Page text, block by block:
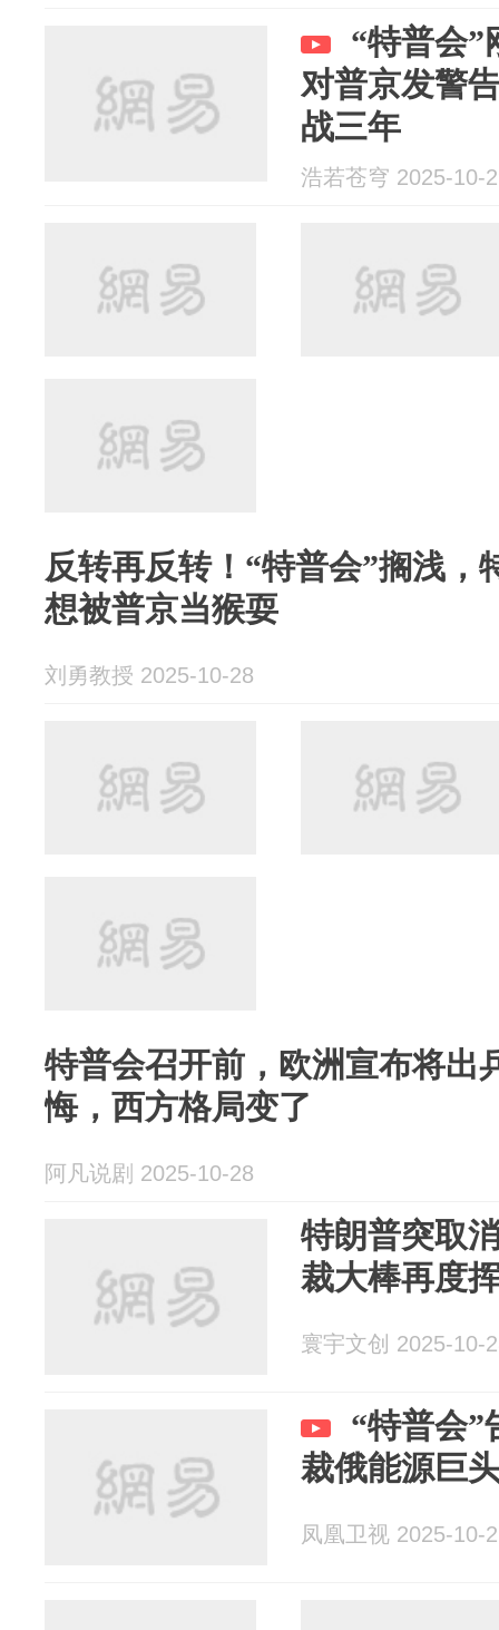
“特普会”
对普京发警
战三年
浩若苍穹 2025-10-
反转再反转！“特普会”搁浅，
想被普京当猴耍
刘勇教授 2025-10-28
特普会召开前，欧洲宣布将出
悔，西方格局变了
阿凡说剧 2025-10-28
特朗普突取
裁大棒再度
寰宇文创 2025-10-
“特普会”
裁俄能源巨
凤凰卫视 2025-10-